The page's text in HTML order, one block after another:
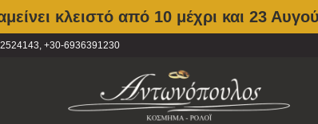
κλειστό από 10 μέχρι και 23
+30-6936391230